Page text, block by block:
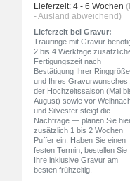
Lieferzeit: 4 - 6 Wochen
- Ausland abweichend)
Lieferzeit bei Gravur:
Trauringe mit Gravur
2 bis 4 Werktage
Fertigungszeit nach
Bestätigung Ihrer
und Ihres
der Hochzeitssaison (Mai
August) sowie vor
und Silvester steigt die
Nachfrage — planen Sie
zusätzlich 1 bis 2 Wochen
Puffer ein. Haben Sie einen
festen Termin, bestellen Sie
Ihre inklusive Gravur am
besten frühzeitig.